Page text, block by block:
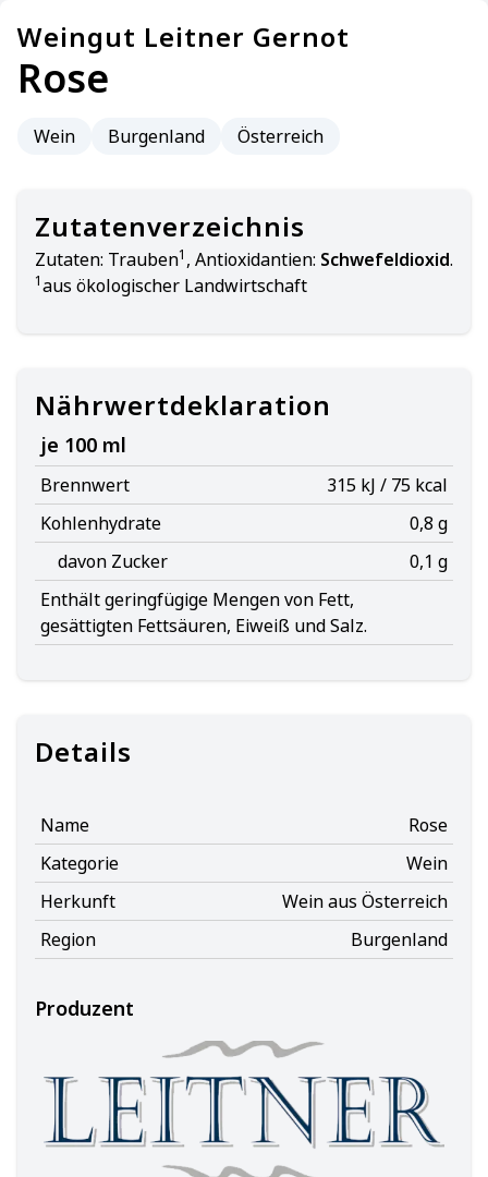
Weingut Leitner Gernot
Rose
Wein Burgenland Österreich
Zutatenverzeichnis
Zutaten: Trauben1 , Antioxidantien: Schwefeldioxid.
1aus ökologischer Landwirtschaft
Nährwertdeklaration
je 100 ml
Brennwert
315 kJ / 75 kcal
Kohlenhydrate
0,8 g
davon Zucker
0,1 g
Enthält geringfügige Mengen von Fett,
gesättigten Fettsäuren, Eiweiß und Salz.
Details
Name
Rose
Kategorie
Wein
Herkunft
Wein aus Österreich
Region
Burgenland
Produzent